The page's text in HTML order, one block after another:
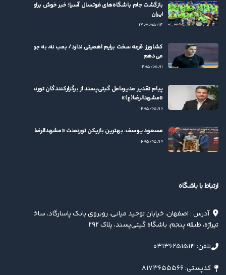
بازگشت جام باشگاه‌های فوتسال آسیا؛ خبر خوش برای فوتسال
ایران
۱۴۰۵/۰۵/۱۴
کشاورز: قرعه سخت برایم اهمیتی ندارد/ بمب نه، به جوان‌ها بها
می‌دهم
۱۴۰۵/۰۵/۱۱
پیام تقدیر مدیرعامل گیتی‌پسند از برگزارکنندگان تورنمنت
«مشهدالرضا(ع)»
۱۴۰۵/۰۵/۱۰
مسعود یوسف، بهترین بازیکن تورنمنت «مشهدالرضا(ع)» شد
۱۴۰۵/۰۵/۱۰
ارتباط با باشگاه
آدرس : اصفهان، خیابان توحید میانی، روبروی بانک پاسارگاد، ساختمان
تیراژه، طبقه پنجم، باشگاه گیتی‌پسند، پلاک ۲۹۲
تلفن: ۰۳۱۳۶۲۵۱۵۱۴
کدپستی: ۸۱۷۳۶۵۵۵۶۶